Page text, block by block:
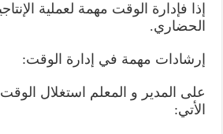
إذا فإدارة الوقت مهمة لعملية
الحضاري.
إرشادات مهمة في إدارة الوقت:
على المدير و المعلم استغلال
الأتي: